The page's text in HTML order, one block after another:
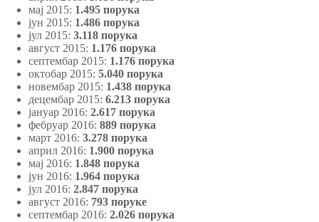
мај 2015: 1.495 порука
јун 2015: 1.486 порука
јул 2015: 3.118 порука
август 2015: 1.176 порука
септембар 2015: 1.176 порука
октобар 2015: 5.040 порука
новембар 2015: 1.438 порука
децембар 2015: 6.213 порука
јануар 2016: 2.617 порука
фебруар 2016: 889 порука
март 2016: 3.278 порука
април 2016: 1.900 порука
мај 2016: 1.848 порука
јун 2016: 1.964 порука
јул 2016: 2.847 порука
август 2016: 793 поруке
септембар 2016: 2.026 порука